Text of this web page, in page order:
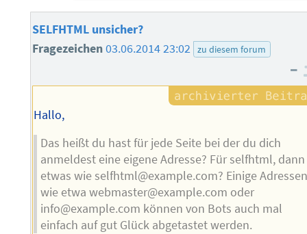
SELFHTML unsicher?
Fragezeichen03.06.2014 23:02 zu diesem forum
–
Hallo,
Das heißt du hast für jede Seite bei der du dich
anmeldest eine eigene Adresse? Für selfhtml, dann
etwas wie selfhtml@example.com? Einige
wie etwa webmaster@example.com oder
info@example.com können von Bots auch mal
einfach auf gut Glück abgetastet werden.